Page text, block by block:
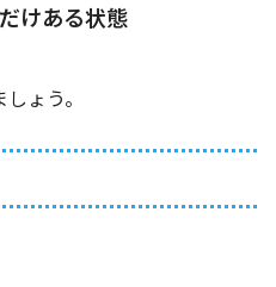
けある状態
ょう。